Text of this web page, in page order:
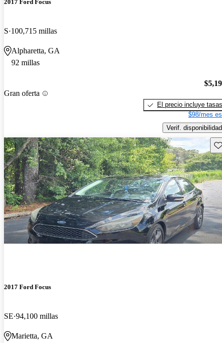
2017 Ford Focus
S 100,715 millas
Alpharetta, GA
92 millas
Gran oferta
El precio incluye tasas
$98/mes
Verif. disponibilidad
2017 Ford Focus
SE 94,100 millas
Marietta, GA